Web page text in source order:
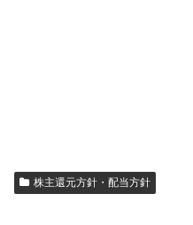
株主還元方針・配当方針